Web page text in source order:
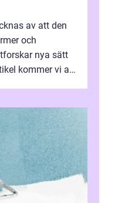
av att den
och
nya sätt
kommer vi att